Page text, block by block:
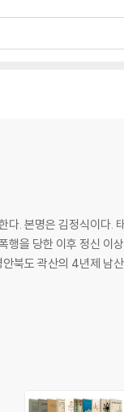
. 본명은 김정식이다.
상 증세에 시달린다. 김소월
북도 곽산의 4년제 남